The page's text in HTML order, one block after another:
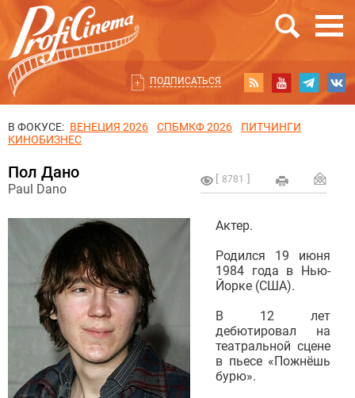
ПОДПИСАТЬСЯ
В ФОКУСЕ: ВЕНЕЦИЯ 2026 СПБМКФ 2026
ПИТЧИНГИ
КИНОБИЗНЕС
8781
Пол Дано
Paul Dano
Актер.
Родился 19 июня
1984 года в Нью-
Йорке (США).
В 12 лет
дебютировал на
театральной сцене
в пьесе «Пожнёшь
бурю».